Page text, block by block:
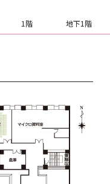
1階 地下1階